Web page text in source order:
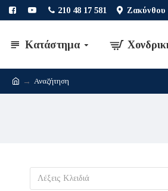
210 48 17 581 Ζακύνθου
Κατάστημα
Αναζήτηση